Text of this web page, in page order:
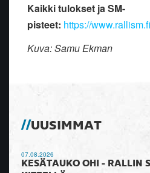
Kaikki tulokset ja SM-
pisteet: https://
Kuva: Samu Ekman
UUSIMMAT
07.08.2026
KESÄTAUKO OHI - RALLIN